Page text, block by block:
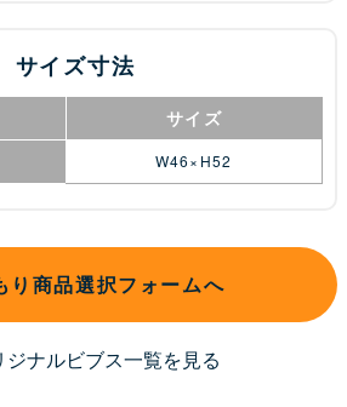
サイズ寸法
サイズ
W46×H52
り商品選択フォームへ
ジナルビブス一覧を見る